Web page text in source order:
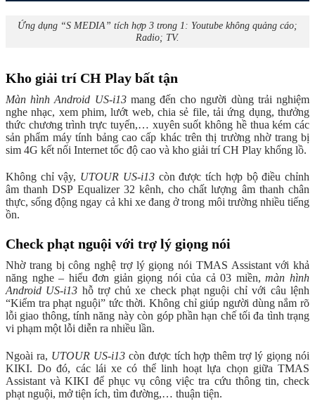
Ứng dụng “S MEDIA” tích hợp 3 trong 1: Youtube không quảng cáo;
Radio; TV.
Kho giải trí CH Play bất tận
Màn hình Android US-i13 mang đến cho người dùng trải nghiệm
nghe nhạc, xem phim, lướt web, chia sẻ file, tải ứng dụng, thưởng
thức chương trình trực tuyến,… xuyên suốt không hề thua kém các
sản phẩm máy tính bảng cao cấp khác trên thị trường nhờ trang bị
sim 4G kết nối Internet tốc độ cao và kho giải trí CH Play khổng lồ.
Không chỉ vậy, UTOUR US-i13 còn được tích hợp bộ điều chỉnh
âm thanh DSP Equalizer 32 kênh, cho chất lượng âm thanh chân
thực, sống động ngay cả khi xe đang ở trong môi trường nhiều tiếng
ồn.
Check phạt nguội với trợ lý giọng nói
Nhờ trang bị công nghệ trợ lý giọng nói TMAS Assistant với khả
năng nghe – hiểu đơn giản giọng nói của cả 03 miền,màn hình
Android US-i13 hỗ trợ chủ xe check phạt nguội chỉ với câu lệnh
“Kiểm tra phạt nguội” tức thời. Không chỉ giúp người dùng nắm rõ
lỗi giao thông, tính năng này còn góp phần hạn chế tối đa tình trạng
vi phạm một lỗi diễn ra nhiều lần.
Ngoài ra, UTOUR US-i13 còn được tích hợp thêm trợ lý giọng nói
KIKI. Do đó, các lái xe có thể linh hoạt lựa chọn giữa TMAS
Assistant và KIKI để phục vụ công việc tra cứu thông tin, check
phạt nguội, mở tiện ích, tìm đường,… thuận tiện.